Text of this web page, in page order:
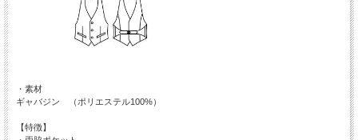
・素材
ギャバジン （ポリエステル100%）
【特徴】